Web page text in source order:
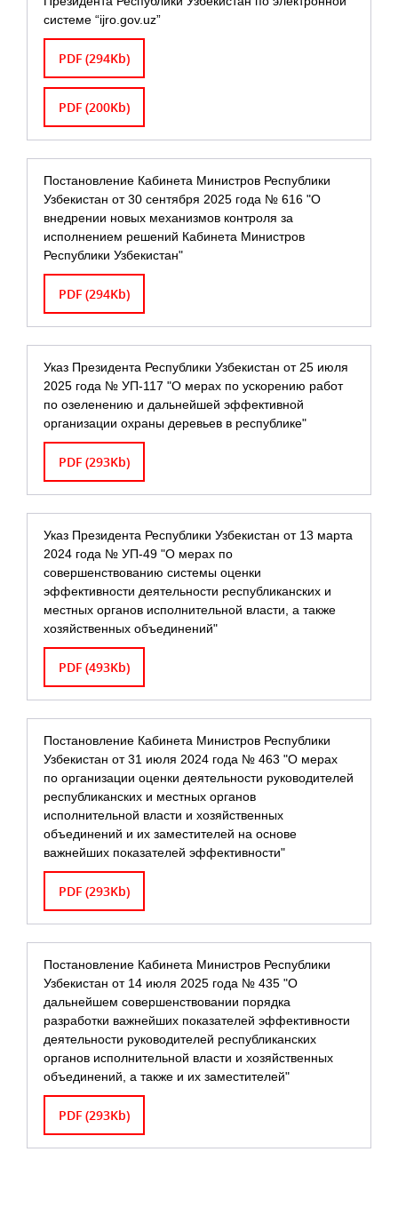
системе “ijro.gov.uz”
PDF (294Kb)
PDF (200Kb)
Постановление Кабинета Министров Республики
Узбекистан от 30 сентября 2025 года № 616 "О
внедрении новых механизмов контроля за
исполнением решений Кабинета Министров
Республики Узбекистан"
PDF (294Kb)
Указ Президента Республики Узбекистан от 25 июля
2025 года № УП-117 "О мерах по ускорению работ
по озеленению и дальнейшей эффективной
организации охраны деревьев в республике"
PDF (293Kb)
Указ Президента Республики Узбекистан от 13 марта
2024 года № УП-49 "О мерах по
совершенствованию системы оценки
эффективности деятельности республиканских и
местных органов исполнительной власти, а также
хозяйственных объединений"
PDF (493Kb)
Постановление Кабинета Министров Республики
Узбекистан от 31 июля 2024 года № 463 "О мерах
по организации оценки деятельности руководителей
республиканских и местных органов
исполнительной власти и хозяйственных
объединений и их заместителей на основе
важнейших показателей эффективности"
PDF (293Kb)
Постановление Кабинета Министров Республики
Узбекистан от 14 июля 2025 года № 435 "О
дальнейшем совершенствовании порядка
разработки важнейших показателей эффективности
деятельности руководителей республиканских
органов исполнительной власти и хозяйственных
объединений, а также и их заместителей"
PDF (293Kb)